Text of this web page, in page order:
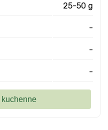
25-50 g
-
-
-